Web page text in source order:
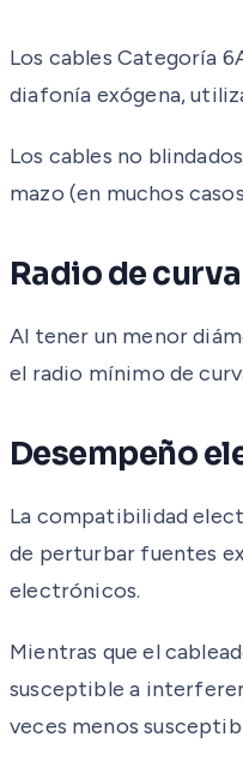
Los cables Categoría
diafonía exógena,
Los cables no
mazo (en muchos
Radio de
Al tener un menor
el radio mínimo de
Desempeño
La compatibilidad
de perturbar fuentes
electrónicos.
Mientras que el
susceptible a
veces menos